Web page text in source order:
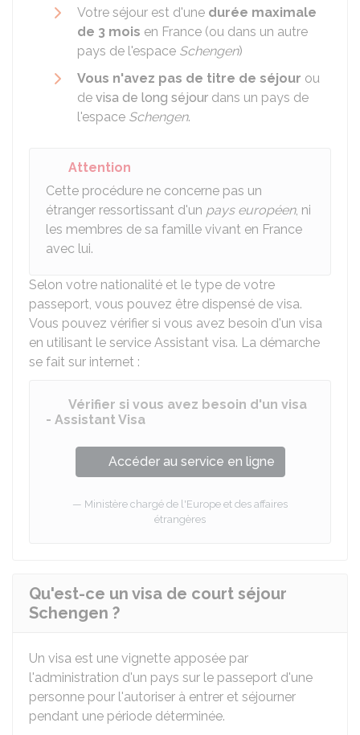
Votre séjour est d'une durée maximale
de 3 mois en France (ou dans un autre
pays de l'espace Schengen)
Vous n'avez pas de titre de séjour ou
de visa de long séjour dans un pays de
l'espace Schengen.
Attention
Cette procédure ne concerne pas un
étranger ressortissant d'un pays européen, ni
les membres de sa famille vivant en France
avec lui.
Selon votre nationalité et le type de votre
passeport, vous pouvez être dispensé de visa.
Vous pouvez vérifier si vous avez besoin d'un visa
en utilisant le service Assistant visa. La démarche
se fait sur internet :
Vérifier si vous avez besoin d'un visa
- Assistant Visa
Accéder au service en ligne
Ministère chargé de l'Europe et des affaires
étrangères
Qu'est-ce un visa de court séjour
Schengen ?
Un visa est une vignette apposée par
l'administration d'un pays sur le passeport d'une
personne pour l'autoriser à entrer et séjourner
pendant une période déterminée.